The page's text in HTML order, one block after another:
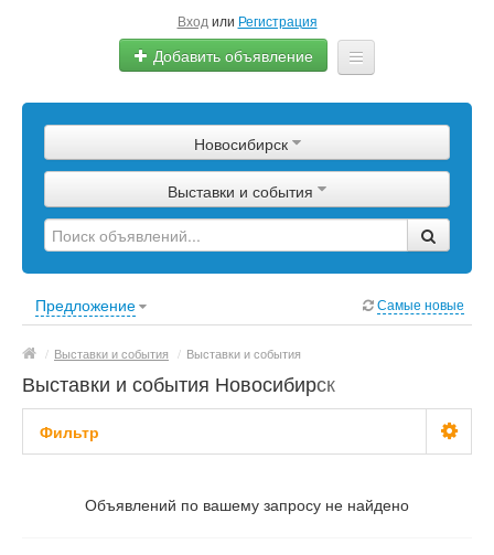
Вход или Регистрация
Добавить объявление
Сырье
Изделия
Оборудование
Новосибирск
Выставки и события
Предложение Самые новые
/ Выставки и события / Выставки и события
Выставки и события Новосибирск
Фильтр
Не важноОбъявлений по вашему запросу не найдено